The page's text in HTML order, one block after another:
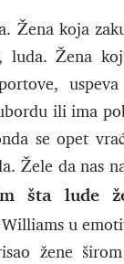
Žena koja
Žena
ili ima
se opet
Žele da nas
šta lude
u
žene